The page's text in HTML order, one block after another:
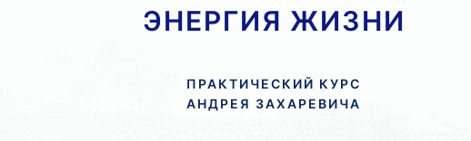
ЭНЕРГИЯ ЖИЗНИ
ПРАКТИЧЕСКИЙ КУРС
АНДРЕЯ ЗАХАРЕВИЧА